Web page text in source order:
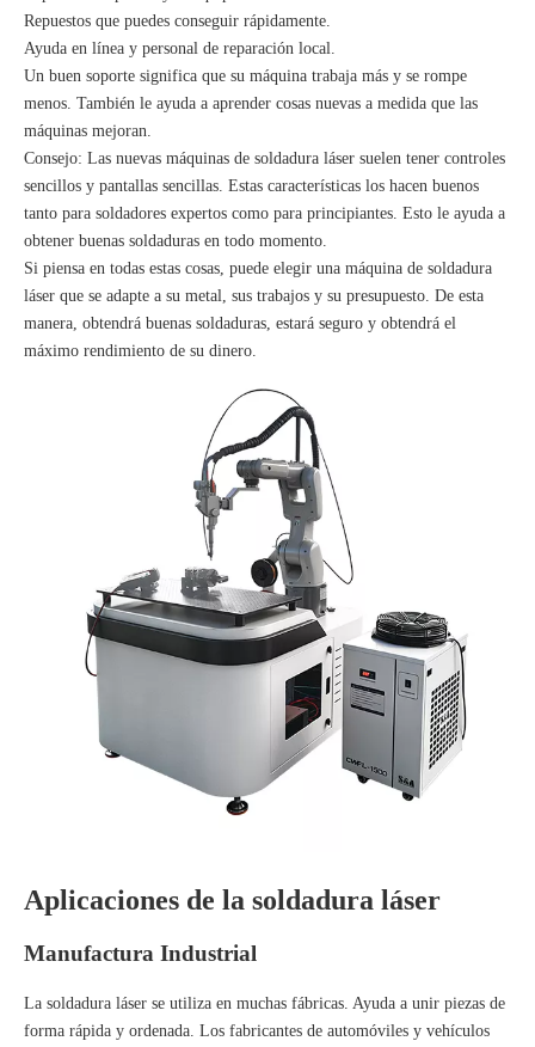
Repuestos que puedes conseguir rápidamente.
Ayuda en línea y personal de reparación local.
Un buen soporte significa que su máquina trabaja más y se rompe
menos. También le ayuda a aprender cosas nuevas a medida que las
máquinas mejoran.
Consejo: Las nuevas máquinas de soldadura láser suelen tener controles
sencillos y pantallas sencillas. Estas características los hacen buenos
tanto para soldadores expertos como para principiantes. Esto le ayuda a
obtener buenas soldaduras en todo momento.
Si piensa en todas estas cosas, puede elegir una máquina de soldadura
láser que se adapte a su metal, sus trabajos y su presupuesto. De esta
manera, obtendrá buenas soldaduras, estará seguro y obtendrá el
máximo rendimiento de su dinero.
Aplicaciones de la soldadura láser
Manufactura Industrial
La soldadura láser se utiliza en muchas fábricas. Ayuda a unir piezas de
forma rápida y ordenada. Los fabricantes de automóviles y vehículos